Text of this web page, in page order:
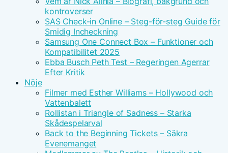
kontroverser
SAS Check-in Online – Steg-för-steg Guide för
Smidig Incheckning
Samsung One Connect Box – Funktioner och
Kompatibilitet 2025
Ebba Busch Peth Test – Regeringen Agerrar
Efter Kritik
Nöje
Filmer med Esther Williams – Hollywood och
Vattenbalett
Rollistan i Triangle of Sadness – Starka
Skådespelarval
Back to the Beginning Tickets – Säkra
Evenemanget